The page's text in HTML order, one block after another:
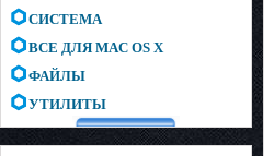
СИСТЕМА
ВСЕ ДЛЯ MAC OS X
ФАЙЛЫ
УТИЛИТЫ